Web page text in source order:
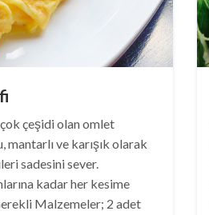
çeşidi olan omlet
mantarlı ve karışık olarak
sadesini sever.
kadar her kesime
Malzemeler; 2 adet